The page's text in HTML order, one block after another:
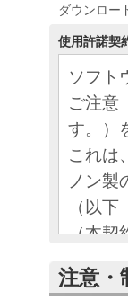
ダウンロー
使用許諾契
ソフト
ご注意
す。）
これは
ノン製
（以
（本契
以下
めの、
注意・